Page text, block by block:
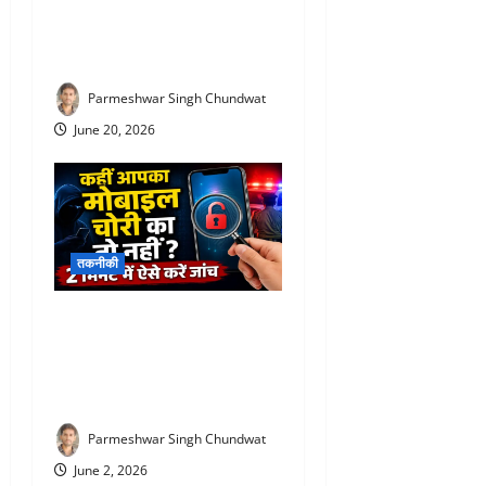
Parmeshwar Singh Chundwat
June 20, 2026
तकनीकी
Parmeshwar Singh Chundwat
June 2, 2026